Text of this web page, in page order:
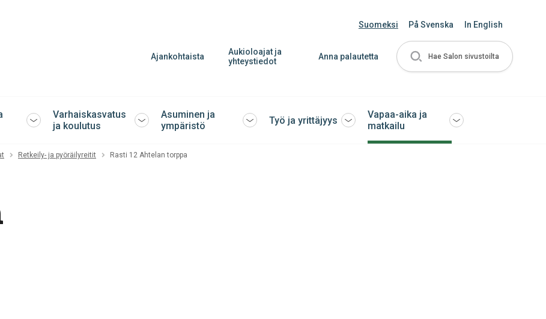
Suomeksi På Svenska In English
Ajankohtaista
Aukioloajat ja
yhteystiedot
Anna palautetta Hae Salon sivustoilta
Avaa
sulje
Varhaiskasvatus
ja koulutus
Avaa
sulje
Asuminen ja
ympäristö
Avaa
Työ ja yrittäjyys Avaa
Vapaa-aika ja
matkailu
Avaa
Retkeily- ja pyöräilyreitit Rasti 12 Ahtelan torppa